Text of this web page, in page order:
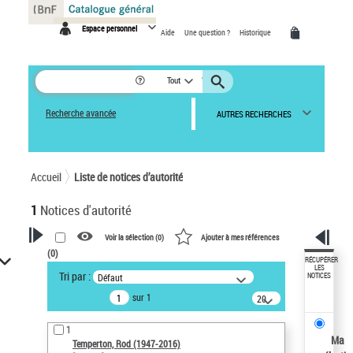
Espace personnel Aide Une question ? Historique
Tout
Recherche avancée AUTRES RECHERCHES
Accueil Liste de notices d’autorité
1 Notices d'autorité
VOTRE RECHERCHE
Recherche avancée dans les
notices d’autorité
Œuvres liées à l'auteur :
Temperton, Rod (1947-2016)
Voir la sélection (0) Ajouter à mes références
(0)
Tri par : Défaut
sur 1
20
résultats/page
1
Temperton, Rod (1947-2016)
RÉCUPÉRER
LES
NOTICES
Ma
Panneau de gestion des cookies